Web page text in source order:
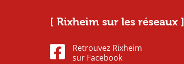
[ Rixheim sur les réseaux ]
Retrouvez Rixheim
sur Facebook